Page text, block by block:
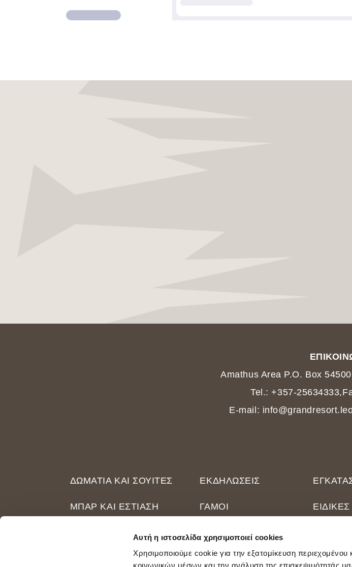
Αυτή η ιστοσελίδα χρησιμοποιεί cookies
Χρησιμοποιούμε cookie για την εξατομίκευση
Amathus Area P.O. Box
Tel.: +357-25634333,
E-mail:
ΔΩΜΆΤΙΑ ΚΑΙ ΣΟΥΊΤΕΣ
ΜΠΑΡ ΚΑΙ ΕΣΤΊΑΣΗ
PRIVACY POLICY
ΕΚΔΗΛΏΣΕΙΣ
ΓΆΜΟΙ
ΣΧΕΤΙΚΆ ΜΕ ΕΜΆΣ